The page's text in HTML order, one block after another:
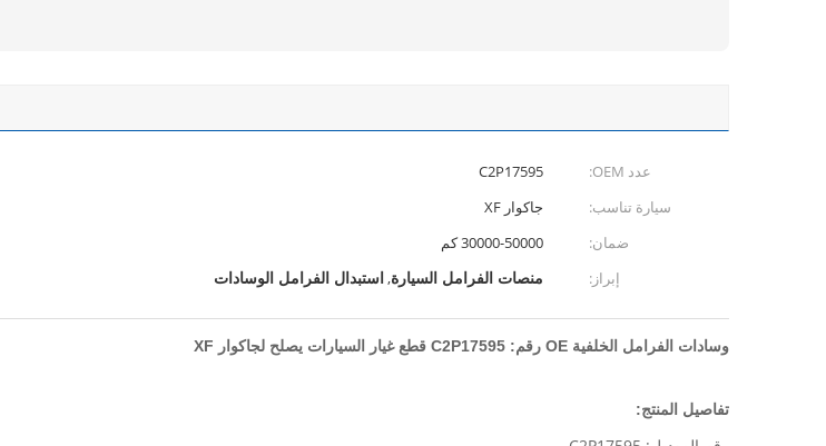
عدد OEM: C2P17595
سيارة تناسب:
جاكوار XF
ضمان:
30000-50000 كم
إبراز:
منصات الفرامل السيارة,استبدال الفرامل الوسادات
وسادات الفرامل الخلفية OE رقم: C2P17595 قطع غيار السيارات يصلح لجاكوار XF
تفاصيل المنتج: